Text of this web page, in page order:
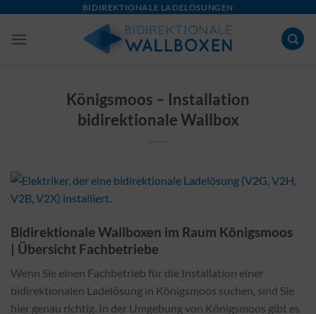
content
BIDIREKTIONALE LADELÖSUNGEN
Königsmoos – Installation
bidirektionale Wallbox
Bidirektionale Wallboxen im Raum Königsmoos
| Übersicht Fachbetriebe
Wenn Sie einen Fachbetrieb für die Installation einer
bidirektionalen Ladelösung in Königsmoos suchen, sind Sie
hier genau richtig. In der Umgebung von Königsmoos gibt es